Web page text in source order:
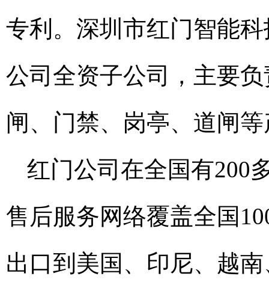
专利。深圳市红门智能
公司全资子公司，主要
闸、门禁、岗亭、道闸
红门公司在全国有200
售后服务网络覆盖全国
出口到美国、印尼、越